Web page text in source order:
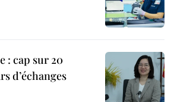
: cap sur 20
d’échanges